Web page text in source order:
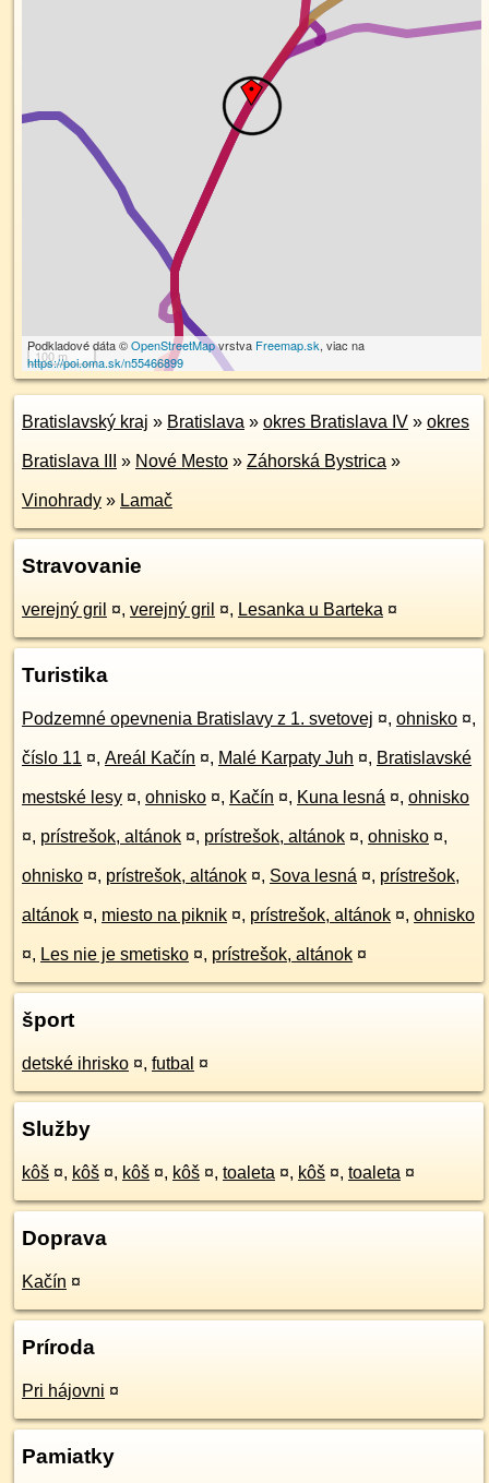
100 m
Podkladové dáta ©OpenStreetMapvrstva Freemap.sk, viac na
https://poi.oma.sk/n55466899
Bratislavský kraj » Bratislava » okres Bratislava IV » okres
Bratislava III » Nové Mesto » Záhorská Bystrica »
Vinohrady » Lamač
Stravovanie
verejný gril ¤, verejný gril ¤, Lesanka u Barteka ¤
Turistika
Podzemné opevnenia Bratislavy z 1. svetovej ¤, ohnisko ¤,
číslo 11 ¤, Areál Kačín ¤, Malé Karpaty Juh ¤, Bratislavské
mestské lesy ¤, ohnisko ¤, Kačín ¤, Kuna lesná ¤, ohnisko
¤, prístrešok, altánok ¤, prístrešok, altánok ¤, ohnisko ¤,
ohnisko ¤, prístrešok, altánok ¤, Sova lesná ¤, prístrešok,
altánok ¤, miesto na piknik ¤, prístrešok, altánok ¤, ohnisko
¤, Les nie je smetisko ¤, prístrešok, altánok ¤
šport
detské ihrisko ¤, futbal ¤
Služby
kôš ¤, kôš ¤, kôš ¤, kôš ¤, toaleta ¤, kôš ¤, toaleta ¤
Doprava
Kačín ¤
Príroda
Pri hájovni ¤
Pamiatky